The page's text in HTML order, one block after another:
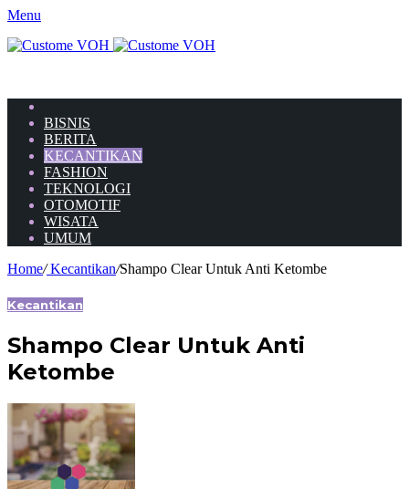
Menu
BISNIS
BERITA
KECANTIKAN
FASHION
TEKNOLOGI
OTOMOTIF
WISATA
UMUM
Home/Kecantikan/Shampo Clear Untuk Anti Ketombe
Kecantikan
Shampo Clear Untuk Anti
Ketombe